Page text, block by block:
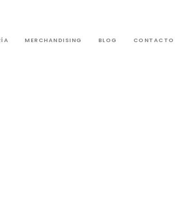
MERCHANDISING BLOG CONTACTO